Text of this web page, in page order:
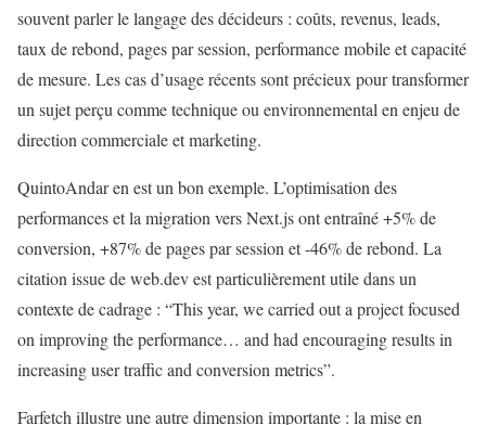
souvent parler le langage des décideurs : coûts, revenus, leads,
taux de rebond, pages par session, performance mobile et capacité
de mesure. Les cas d’usage récents sont précieux pour transformer
un sujet perçu comme technique ou environnemental en enjeu de
direction commerciale et marketing.
QuintoAndar en est un bon exemple. L’optimisation des
performances et la migration vers Next.js ont entraîné +5% de
conversion, +87% de pages par session et -46% de rebond. La
citation issue de web.dev est particulièrement utile dans un
contexte de cadrage : “This year, we carried out a project focused
on improving the performance… and had encouraging results in
increasing user traffic and conversion metrics”.
Farfetch illustre une autre dimension importante : la mise en